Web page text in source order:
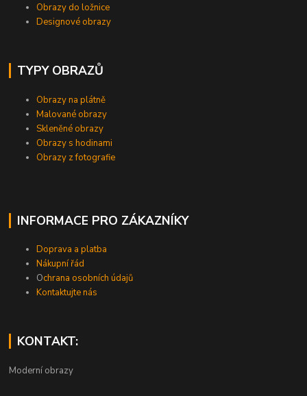
Obrazy do ložnice
Designové obrazy
TYPY OBRAZŮ
Obrazy na plátně
Malované obrazy
Skleněné obrazy
Obrazy s hodinami
Obrazy z fotografie
INFORMACE PRO ZÁKAZNÍKY
Doprava a platba
Nákupní řád
Ochrana osobních údajů
Kontaktujte nás
KONTAKT:
Moderní obrazy